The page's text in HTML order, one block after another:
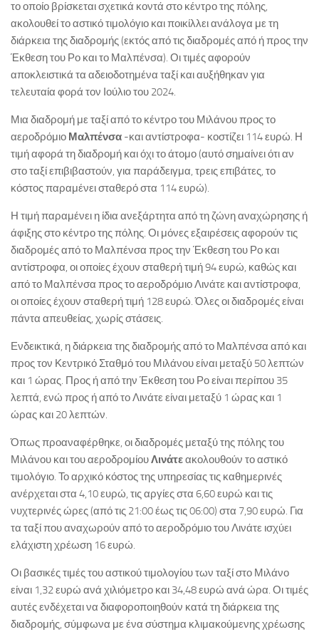
το οποίο βρίσκεται σχετικά κοντά στο κέντρο της πόλης,
ακολουθεί το αστικό τιμολόγιο και ποικίλλει ανάλογα με τη
διάρκεια της διαδρομής (εκτός από τις διαδρομές από ή προς την
Έκθεση του Ρο και το Μαλπένσα). Οι τιμές αφορούν
αποκλειστικά τα αδειοδοτημένα ταξί και αυξήθηκαν για
τελευταία φορά τον Ιούλιο του 2024.
Μια διαδρομή με ταξί από το κέντρο του Μιλάνου προς το
αεροδρόμιο Μαλπένσα -και αντίστροφα- κοστίζει 114 ευρώ. Η
τιμή αφορά τη διαδρομή και όχι το άτομο (αυτό σημαίνει ότι αν
στο ταξί επιβιβαστούν, για παράδειγμα, τρεις επιβάτες, το
κόστος παραμένει σταθερό στα 114 ευρώ).
Η τιμή παραμένει η ίδια ανεξάρτητα από τη ζώνη αναχώρησης ή
άφιξης στο κέντρο της πόλης. Οι μόνες εξαιρέσεις αφορούν τις
διαδρομές από το Μαλπένσα προς την Έκθεση του Ρο και
αντίστροφα, οι οποίες έχουν σταθερή τιμή 94 ευρώ, καθώς και
από το Μαλπένσα προς το αεροδρόμιο Λινάτε και αντίστροφα,
οι οποίες έχουν σταθερή τιμή 128 ευρώ. Όλες οι διαδρομές είναι
πάντα απευθείας, χωρίς στάσεις.
Ενδεικτικά, η διάρκεια της διαδρομής από το Μαλπένσα από και
προς τον Κεντρικό Σταθμό του Μιλάνου είναι μεταξύ 50 λεπτών
και 1 ώρας. Προς ή από την Έκθεση του Ρο είναι περίπου 35
λεπτά, ενώ προς ή από το Λινάτε είναι μεταξύ 1 ώρας και 1
ώρας και 20 λεπτών.
Όπως προαναφέρθηκε, οι διαδρομές μεταξύ της πόλης του
Μιλάνου και του αεροδρομίουΛινάτεακολουθούν το αστικό
τιμολόγιο. Το αρχικό κόστος της υπηρεσίας τις καθημερινές
ανέρχεται στα 4,10 ευρώ, τις αργίες στα 6,60 ευρώ και τις
νυχτερινές ώρες (από τις 21:00 έως τις 06:00) στα 7,90 ευρώ. Για
τα ταξί που αναχωρούν από το αεροδρόμιο του Λινάτε ισχύει
ελάχιστη χρέωση 16 ευρώ.
Οι βασικές τιμές του αστικού τιμολογίου των ταξί στο Μιλάνο
είναι 1,32 ευρώ ανά χιλιόμετρο και 34,48 ευρώ ανά ώρα. Οι τιμές
αυτές ενδέχεται να διαφοροποιηθούν κατά τη διάρκεια της
διαδρομής, σύμφωνα με ένα σύστημα κλιμακούμενης χρέωσης